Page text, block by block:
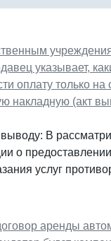
указывает,
оплату только
(акт
В
о
услуг
аренды